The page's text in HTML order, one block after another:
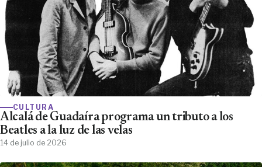
CULTURA
Alcalá de Guadaíra programa un tributo a los
Beatles a la luz de las velas
14 de julio de 2026